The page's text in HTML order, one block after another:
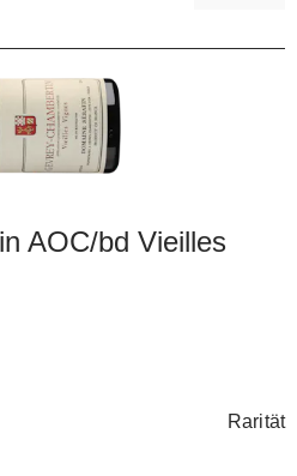
AOC/bd Vieilles
Rarität